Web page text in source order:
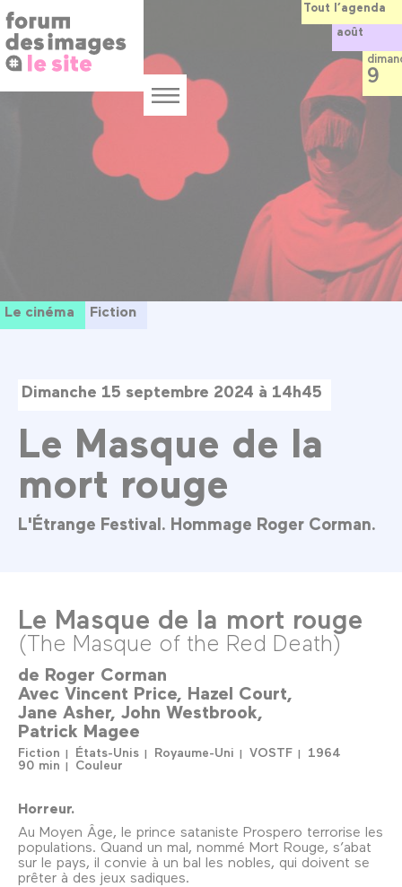
au
contenu
principal
Menu
Le cinéma Fiction
Dimanche 15 septembre 2024 à 14h45
Le Masque de la
mort rouge
L'Étrange Festival. Hommage Roger Corman.
Le Masque de la mort rouge
(The Masque of the Red Death)
de Roger Corman
Avec Vincent Price Hazel Court
Jane Asher John Westbrook
Patrick Magee
Fiction États-Unis Royaume-Uni VOSTF
1964
90 min
Couleur
Horreur.
Au Moyen Âge, le prince sataniste Prospero terrorise les
populations. Quand un mal, nommé Mort Rouge, s’abat
sur le pays, il convie à un bal les nobles, qui doivent se
prêter à des jeux sadiques.
Tout l’agenda
août
9